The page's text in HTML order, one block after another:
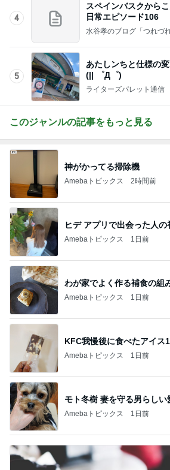
4
スペインバスクから
日常エピソード106
水谷孝のブログ「つれづ
5
あたしンちと仕様の
(|| ゜Д゜)
ライターズパレット通信
このジャンルの記事をもっと見る
神がかってる掃除機
Amebaトピックス 2時間前
ヒデ アプリで出会った人の
Amebaトピックス 1日前
わが家でよく作る補食の組
Amebaトピックス 1日前
KFC我慢後に食べたアイス
Amebaトピックス 1日前
モト冬樹 妻を守る男らしい
Amebaトピックス 1日前